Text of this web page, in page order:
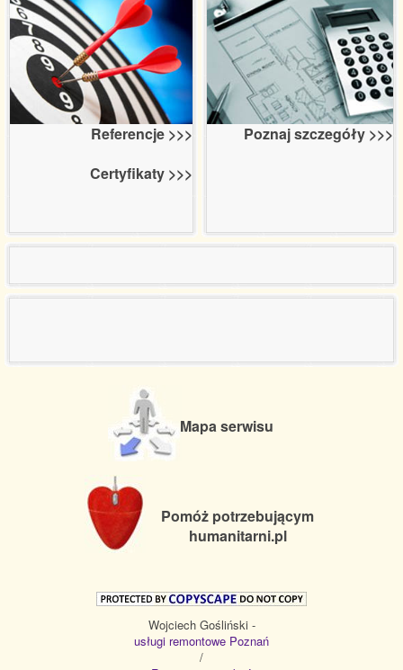
Referencje >>>
Certyfikaty >>>
Poznaj szczegóły >>>
Mapa serwisu
Pomóż potrzebującym
humanitarni.pl
Wojciech Gośliński -
usługi remontowe Poznań
/